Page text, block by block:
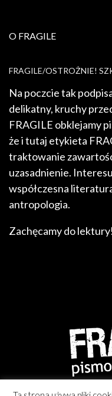
O FRAGILE
FRAGILE/OSTROŻNIE!
Na poczcie tak
delikatny, kruchy
FRAGILE obklejamy
że i tutaj etykieta
traktowanie
uzasadnienie.
współczesna
antropologia.
Zachęcamy do lektury!